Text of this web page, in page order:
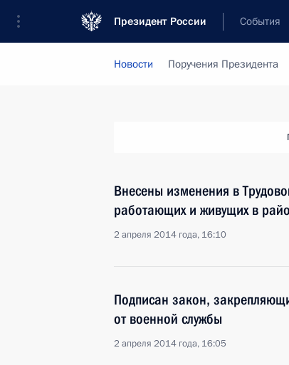
Президент России События
Новости Поручения Президента
Внесены изменения в
работающих и живущих в
2 апреля 2014 года, 16:10
Подписан закон,
от военной службы
2 апреля 2014 года, 16:05